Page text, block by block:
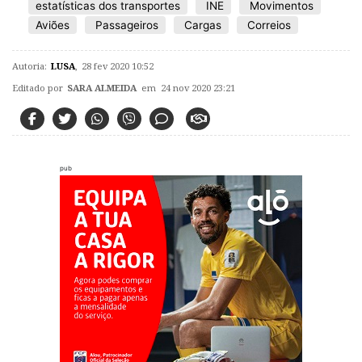
estatísticas dos transportes INE
Movimentos
Aviões
Passageiros Cargas Correios
Autoria: LUSA 28 fev 2020 10:52
Editado por SARA ALMEIDA em 24 nov 2020 23:21
pub